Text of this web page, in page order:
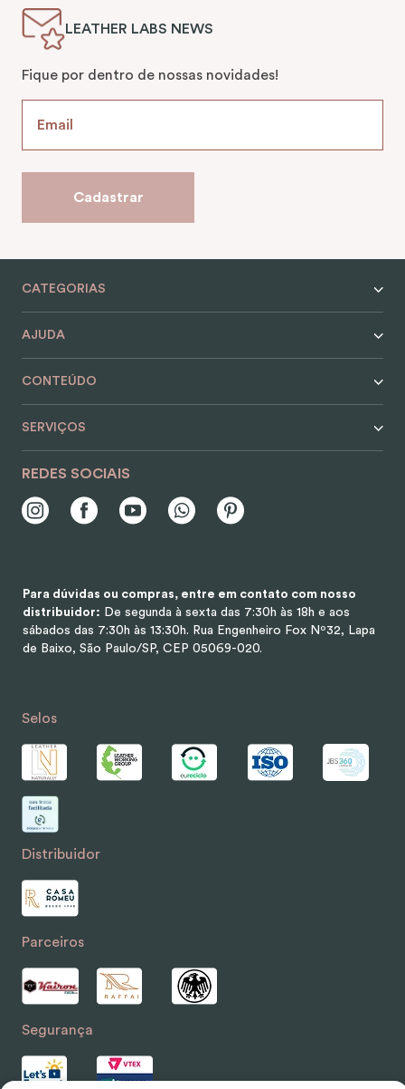
LEATHER LABS NEWS
Fique por dentro de nossas novidades!
Cadastrar
CATEGORIAS
AJUDA
CONTEÚDO
SERVIÇOS
REDES SOCIAIS
Para dúvidas ou compras, entre em contato com nosso
distribuidor: De segunda à sexta das 7:30h às 18h e aos
sábados das 7:30h às 13:30h. Rua Engenheiro Fox Nº32, Lapa
de Baixo, São Paulo/SP, CEP 05069-020.
Selos
Distribuidor
Parceiros
Segurança